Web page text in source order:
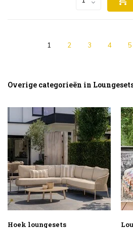
1 2 3 4 5
Overige categorieën in
Hoek loungesets